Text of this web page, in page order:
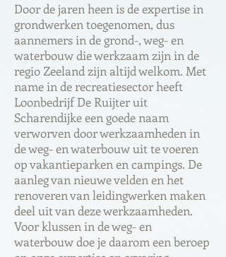
Door de jaren heen is de expertise in
grondwerken toegenomen, dus
aannemers in de grond-, weg- en
waterbouw die werkzaam zijn in de
regio Zeeland zijn altijd welkom. Met
name in de recreatiesector heeft
Loonbedrijf De Ruijter uit
Scharendijke een goede naam
verworven door werkzaamheden in
de weg- en waterbouw uit te voeren
op vakantieparken en campings. De
aanleg van nieuwe velden en het
renoveren van leidingwerken maken
deel uit van deze werkzaamheden.
Voor klussen in de weg- en
waterbouw doe je daarom een beroep